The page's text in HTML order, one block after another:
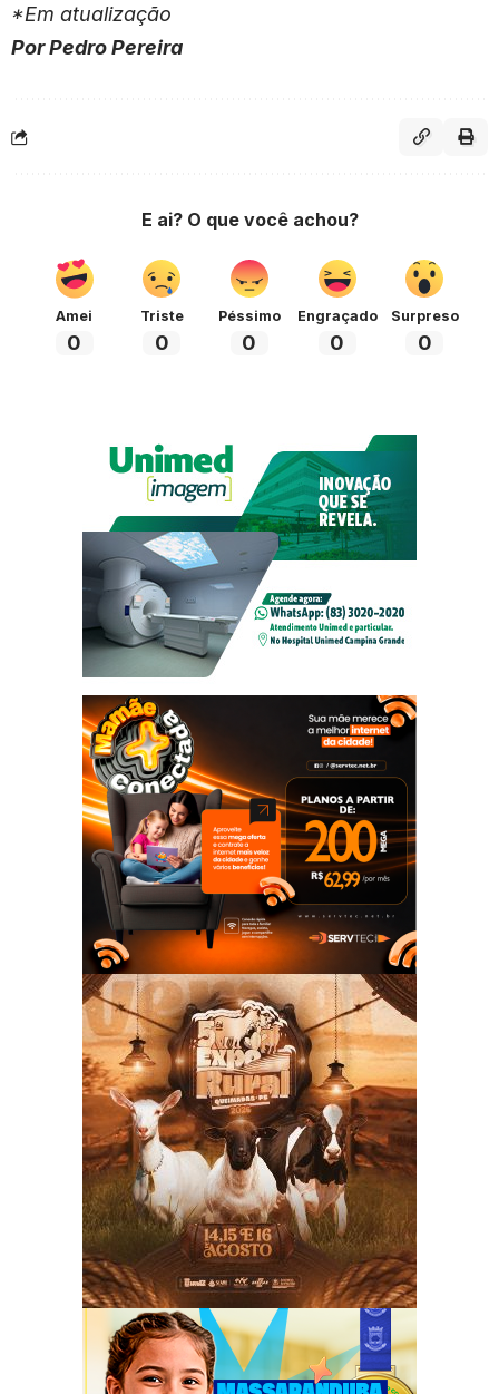
*Em atualização
Por Pedro Pereira
E ai? O que você achou?
Amei
0
Triste
0
Péssimo
0
Engraçado
0
Surpreso
0